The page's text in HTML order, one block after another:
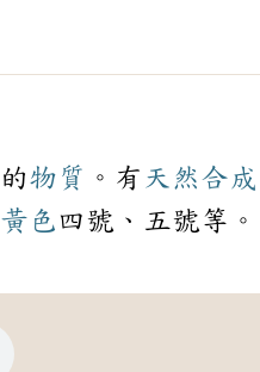
的物質 。有 天然合成
黃色四號、五號等。